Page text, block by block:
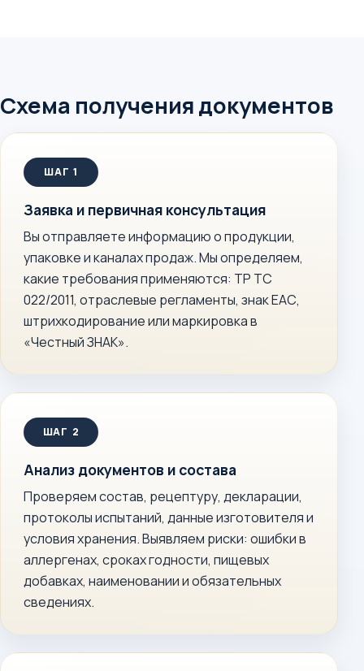
Схема получения документов
Заявка и первичная консультация
Вы отправляете информацию о продукции,
упаковке и каналах продаж. Мы определяем,
какие требования применяются: ТР ТС
022/2011, отраслевые регламенты, знак ЕАС,
штрихкодирование или маркировка в
«Честный ЗНАК».
Анализ документов и состава
Проверяем состав, рецептуру, декларации,
протоколы испытаний, данные изготовителя и
условия хранения. Выявляем риски: ошибки в
аллергенах, сроках годности, пищевых
добавках, наименовании и обязательных
сведениях.